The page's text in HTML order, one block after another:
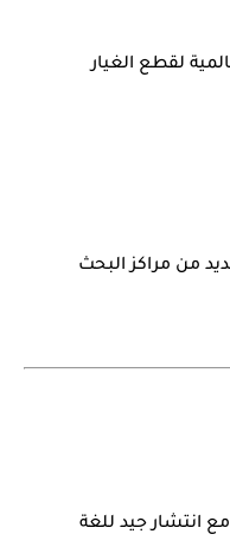
لقطع الغيار
من مراكز البحث
انتشار جيد للغة